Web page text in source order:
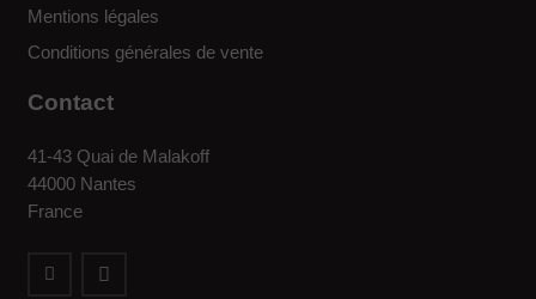
Mentions légales
Conditions générales de vente
Contact
41-43 Quai de Malakoff
44000 Nantes
France